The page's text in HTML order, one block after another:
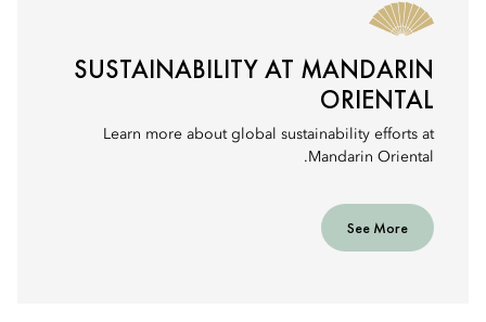
SUSTAINABILITY AT MANDARIN
ORIENTAL
Learn more about global sustainability efforts at
Mandarin Oriental.
See More